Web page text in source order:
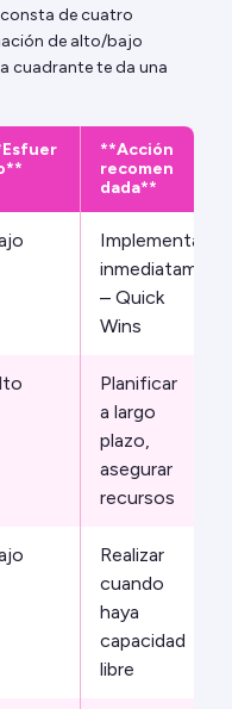
de cuatro
de alto/bajo
cuadrante te da una
**Acción
recomen
dada**
Implementar
– Quick
Wins
Planificar
a largo
plazo,
asegurar
recursos
Realizar
cuando
haya
capacidad
libre